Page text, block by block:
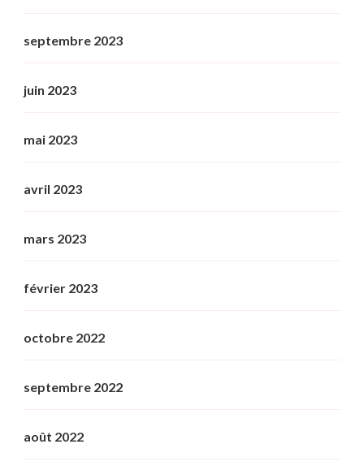
septembre 2023
juin 2023
mai 2023
avril 2023
mars 2023
février 2023
octobre 2022
septembre 2022
août 2022